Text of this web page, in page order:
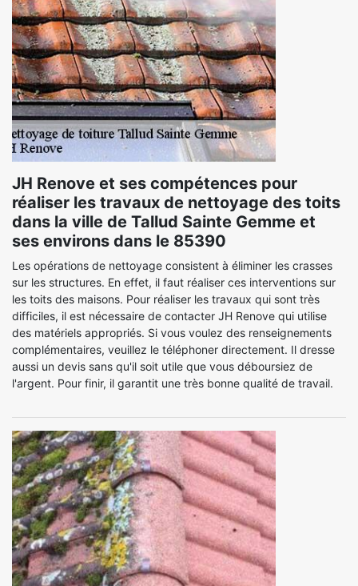
JH Renove et ses compétences pour
réaliser les travaux de nettoyage des toits
dans la ville de Tallud Sainte Gemme et
ses environs dans le 85390
Les opérations de nettoyage consistent à éliminer les crasses
sur les structures. En effet, il faut réaliser ces interventions sur
les toits des maisons. Pour réaliser les travaux qui sont très
difficiles, il est nécessaire de contacter JH Renove qui utilise
des matériels appropriés. Si vous voulez des renseignements
complémentaires, veuillez le téléphoner directement. Il dresse
aussi un devis sans qu'il soit utile que vous déboursiez de
l'argent. Pour finir, il garantit une très bonne qualité de travail.